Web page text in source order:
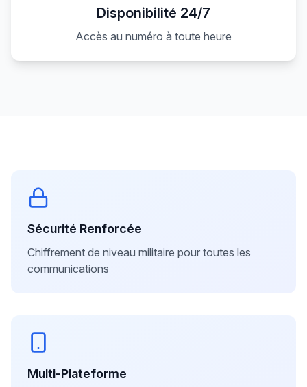
Disponibilité 24/7
Accès au numéro à toute heure
Sécurité Renforcée
Chiffrement de niveau militaire pour toutes les
communications
Multi-Plateforme